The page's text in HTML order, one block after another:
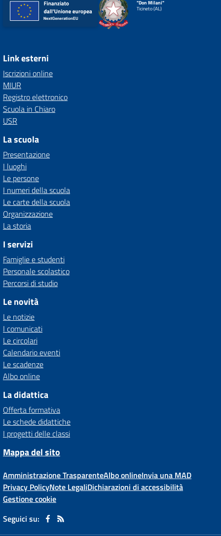
"Don Milani"
Ticineto (AL)
Link esterni
Iscrizioni online
MIUR
Registro elettronico
Scuola in Chiaro
USR
La scuola
Presentazione
I luoghi
Le persone
I numeri della scuola
Le carte della scuola
Organizzazione
La storia
I servizi
Famiglie e studenti
Personale scolastico
Percorsi di studio
Le novità
Le notizie
I comunicati
Le circolari
Calendario eventi
Le scadenze
Albo online
La didattica
Offerta formativa
Le schede didattiche
I progetti delle classi
Mappa del sito
Amministrazione TrasparenteAlbo onlineInvia una MAD
Privacy PolicyNote LegaliDichiarazioni di accessibilità
Gestione cookie
Seguici su: